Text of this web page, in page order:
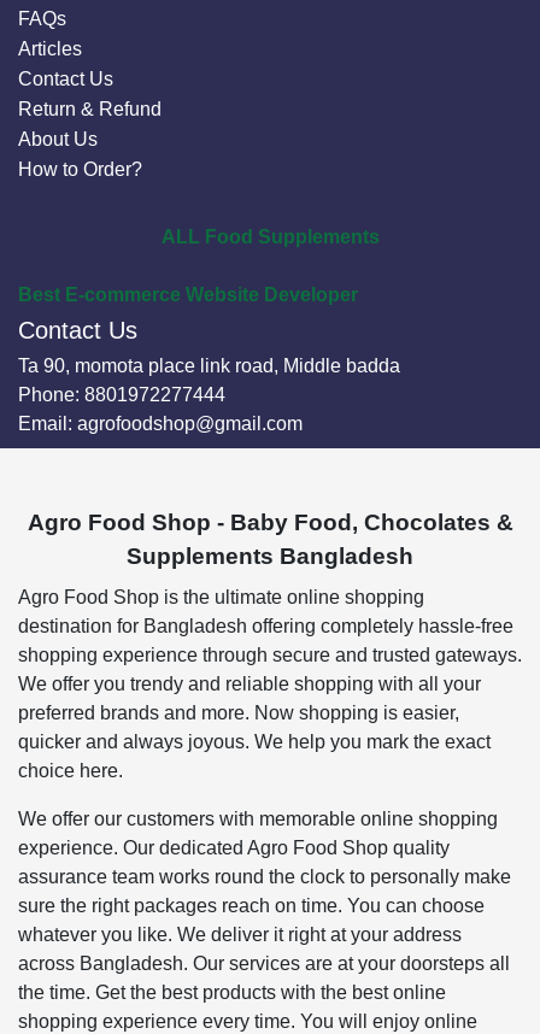
FAQs
Articles
Contact Us
Return & Refund
About Us
How to Order?
ALL Food Supplements
Best E-commerce Website Developer
Contact Us
Ta 90, momota place link road, Middle badda
Phone: 8801972277444
Email: agrofoodshop@gmail.com
Agro Food Shop - Baby Food, Chocolates &
Supplements Bangladesh
Agro Food Shop is the ultimate online shopping
destination for Bangladesh offering completely hassle-free
shopping experience through secure and trusted gateways.
We offer you trendy and reliable shopping with all your
preferred brands and more. Now shopping is easier,
quicker and always joyous. We help you mark the exact
choice here.
We offer our customers with memorable online shopping
experience. Our dedicated Agro Food Shop quality
assurance team works round the clock to personally make
sure the right packages reach on time. You can choose
whatever you like. We deliver it right at your address
across Bangladesh. Our services are at your doorsteps all
the time. Get the best products with the best online
shopping experience every time. You will enjoy online